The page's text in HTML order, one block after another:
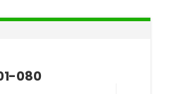
080